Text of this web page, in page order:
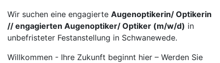
Wir suchen eine engagierte Augenoptikerin/ Optikerin
// engagierten Augenoptiker/ Optiker (m/w/d) in
unbefristeter Festanstellung in Schwanewede.
Willkommen - Ihre Zukunft beginnt hier – Werden Sie